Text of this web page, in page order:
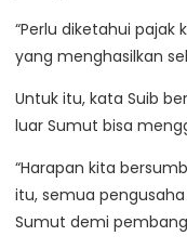
“Perlu diketahui
yang menghasilkan
Untuk itu, kata Suib
luar Sumut bisa
“Harapan kita
itu, semua
Sumut demi